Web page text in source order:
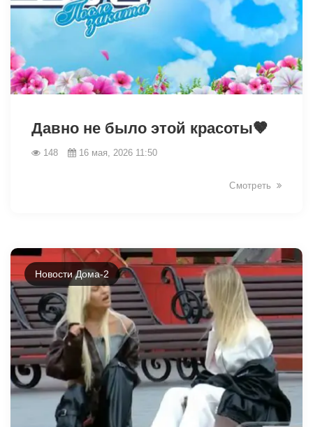
Давно не было этой красоты🤎
148 16 мая, 2026 11:50
Смотреть
Новости Дома-2